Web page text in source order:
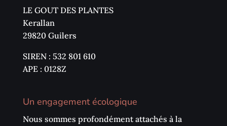
LE GOUT DES PLANTES
Kerallan
29820 Guilers
SIREN : 532 801 610
APE : 0128Z
Un engagement écologique
Nous sommes profondément attachés à la